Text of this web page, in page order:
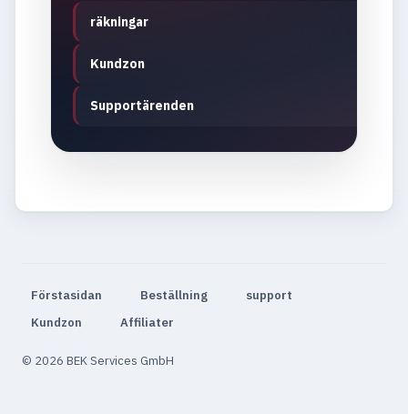
räkningar
Kundzon
Supportärenden
Förstasidan Beställning
support
Kundzon
Affiliater
© 2026 BEK Services GmbH